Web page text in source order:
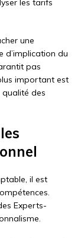
les tarifs
une
d’implication du
pas
important est
qualité des
il est
Experts-